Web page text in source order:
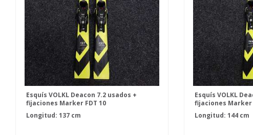
Esquís VOLKL Deacon 7.2 usados +
fijaciones Marker FDT 10
Longitud: 137 cm
Esquís VOLKL
fijaciones Marker
Longitud: 144 cm